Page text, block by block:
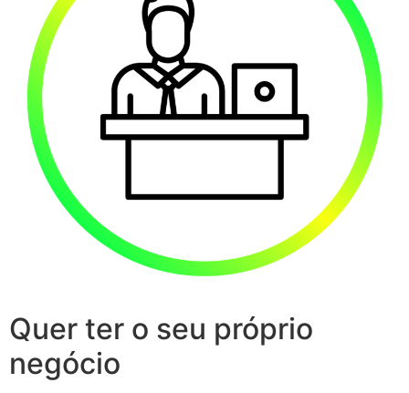
Quer ter o seu próprio
negócio